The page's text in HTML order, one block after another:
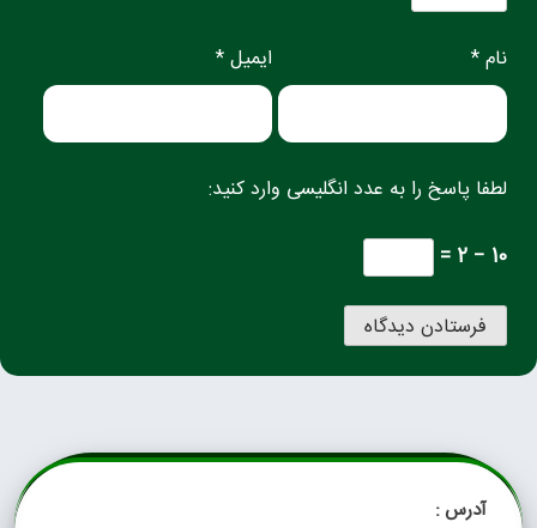
نام * ایمیل *
لطفا پاسخ را به عدد انگلیسی وارد کنید:
10 − 2 =
آدرس :